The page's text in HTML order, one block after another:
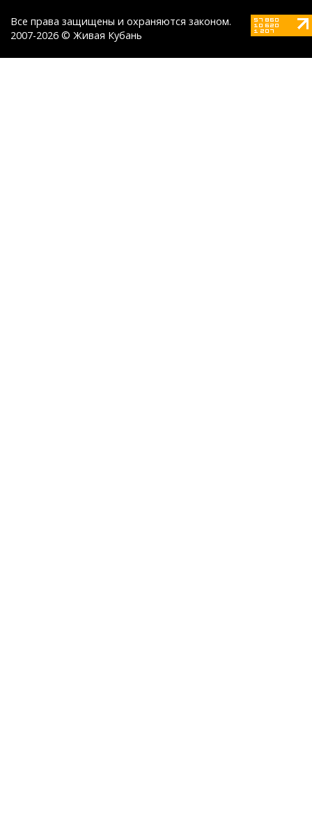
Все права защищены и охраняются законом.
2007-2026 © Живая Кубань